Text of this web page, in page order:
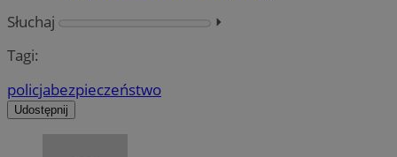
Słuchaj
⏵︎
Tagi:
policjabezpieczeństwo
Udostępnij